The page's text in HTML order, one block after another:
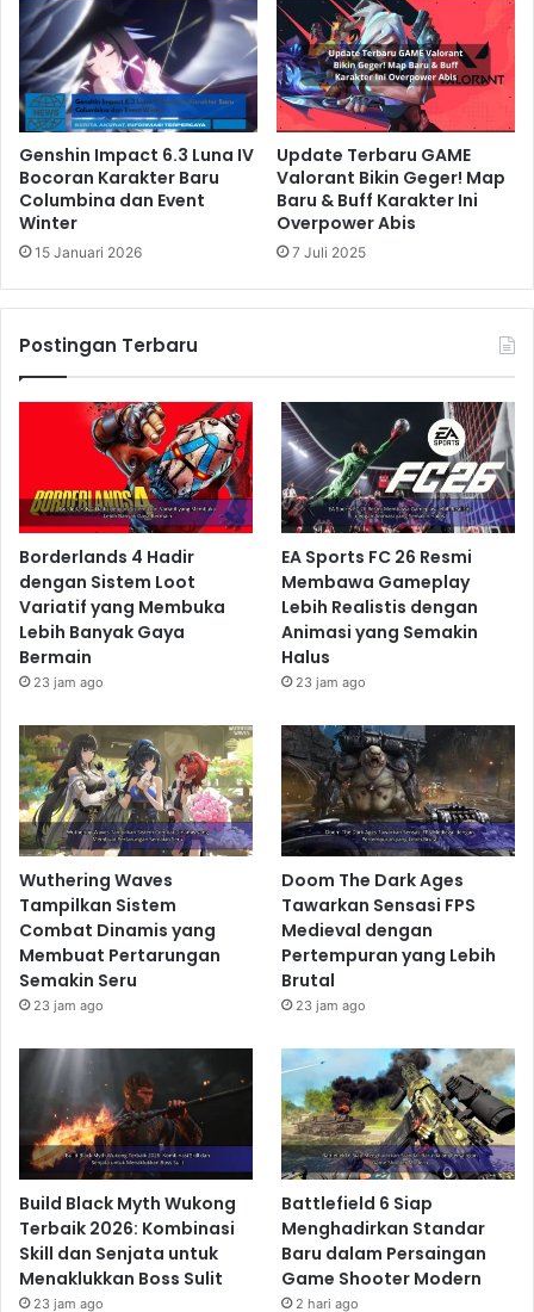
Genshin Impact 6.3 Luna IV
Bocoran Karakter Baru
Columbina dan Event
Winter
15 Januari 2026
Update Terbaru GAME
Valorant Bikin Geger! Map
Baru & Buff Karakter Ini
Overpower Abis
7 Juli 2025
Postingan Terbaru
Borderlands 4 Hadir
dengan Sistem Loot
Variatif yang Membuka
Lebih Banyak Gaya
Bermain
23 jam ago
EA Sports FC 26 Resmi
Membawa Gameplay
Lebih Realistis dengan
Animasi yang Semakin
Halus
23 jam ago
Wuthering Waves
Tampilkan Sistem
Combat Dinamis yang
Membuat Pertarungan
Semakin Seru
23 jam ago
Doom The Dark Ages
Tawarkan Sensasi FPS
Medieval dengan
Pertempuran yang Lebih
Brutal
23 jam ago
Build Black Myth Wukong
Terbaik 2026: Kombinasi
Skill dan Senjata untuk
Menaklukkan Boss Sulit
23 jam ago
Battlefield 6 Siap
Menghadirkan Standar
Baru dalam Persaingan
Game Shooter Modern
2 hari ago